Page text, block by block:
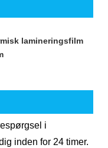
lamineringsfilm
i
inden for 24 timer.